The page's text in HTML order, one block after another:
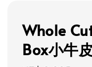
Whole
Box小牛